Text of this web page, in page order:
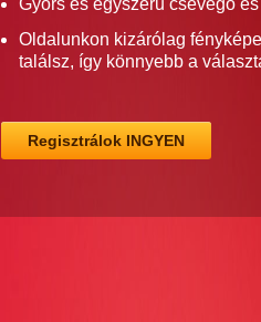
Gyors és egyszerű csevegő
Oldalunkon kizárólag
találsz, így könnyebb a
Regisztrálok INGYEN